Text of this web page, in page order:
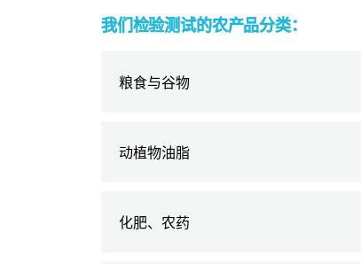
我们检验测试的农产品分类：
粮食与谷物
动植物油脂
化肥、农药